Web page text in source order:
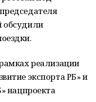
обсудили
реализации
экспорта РБ» и
нацпроекта